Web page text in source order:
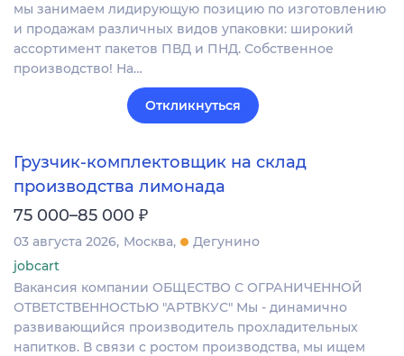
мы занимаем лидирующую позицию по изготовлению
и продажам различных видов упаковки: широкий
ассортимент пакетов ПВД и ПНД. Собственное
производство! На…
Откликнуться
Грузчик-комплектовщик на склад
производства лимонада
75 000–85 000 ₽
03 августа 2026 Москва
Дегунино
jobcart
Вакансия компании ОБЩЕСТВО С ОГРАНИЧЕННОЙ
ОТВЕТСТВЕННОСТЬЮ "АРТВКУС" Мы - динамично
развивающийся производитель прохладительных
напитков. В связи с ростом производства, мы ищем